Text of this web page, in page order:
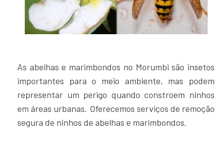
As abelhas e marimbondos no Morumbi são insetos
importantes para o meio ambiente, mas podem
representar um perigo quando constroem ninhos
em áreas urbanas. Oferecemos serviços de remoção
segura de ninhos de abelhas e marimbondos.